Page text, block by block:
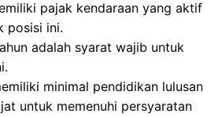
pajak kendaraan yang aktif
posisi ini.
adalah syarat wajib untuk
minimal pendidikan lulusan
untuk memenuhi persyaratan